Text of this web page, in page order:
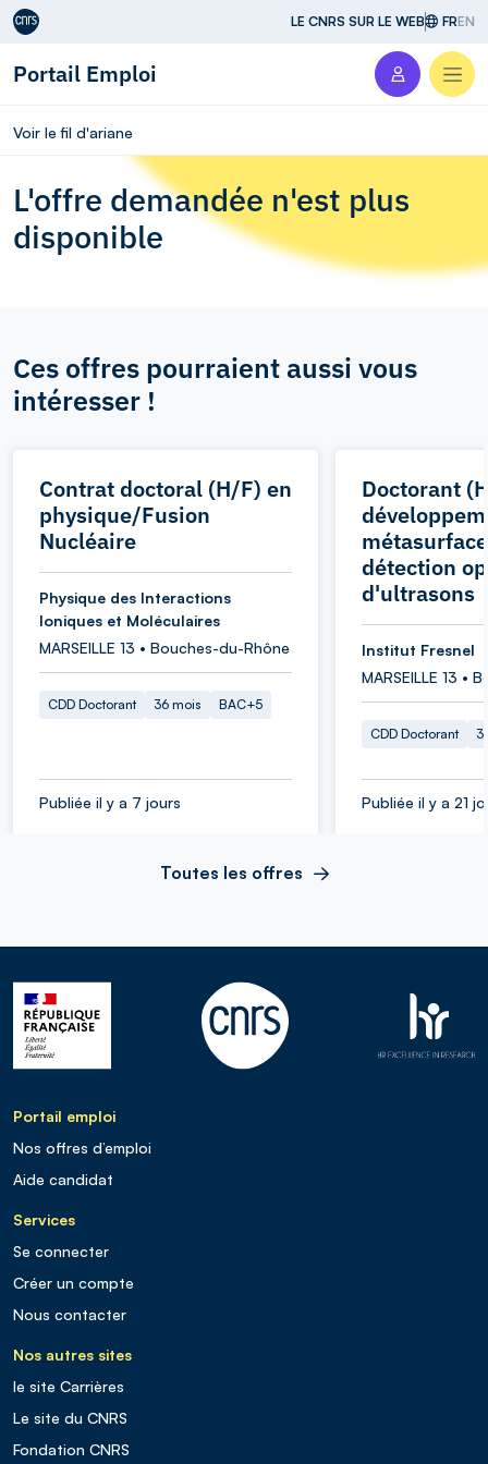
Aller au contenu LE CNRS SUR LE WEB FREN
Portail Emploi
Voir le fil d'ariane
L'offre demandée n'est plus
disponible
Ces offres pourraient aussi vous
intéresser !
Contrat doctoral (H/F) en
physique/Fusion
Nucléaire
Physique des Interactions
Ioniques et Moléculaires
MARSEILLE 13 • Bouches-du-Rhône
CDD Doctorant 36 mois BAC+5
Publiée il y a 7 jours
Doctorant
détection
d'ultrasons
Institut Fresnel
MARSEILLE 13 •
CDD Doctorant
Publiée il y a 21
Toutes les offres
Portail emploi
Nos offres d’emploi
Aide candidat
Services
Se connecter
Créer un compte
Nous contacter
Nos autres sites
le site Carrières
Le site du CNRS
Fondation CNRS